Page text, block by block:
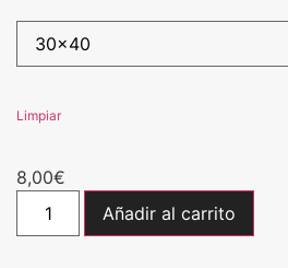
Limpiar
8,00€
Añadir al carrito